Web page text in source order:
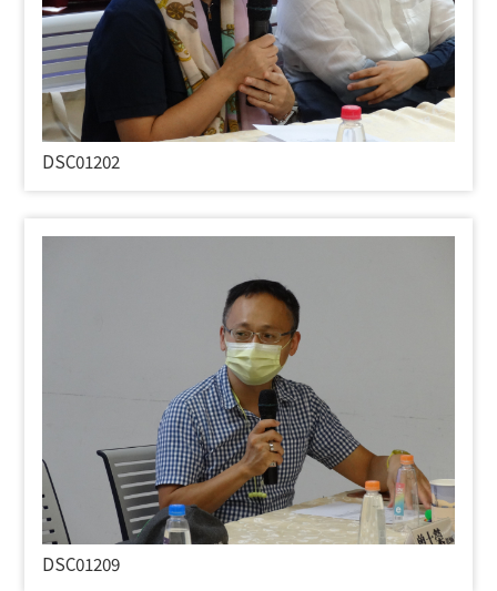
DSC01202
DSC01209